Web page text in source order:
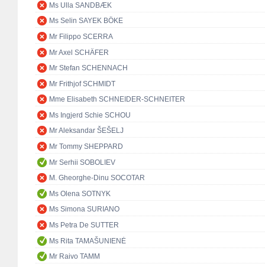
Ms Ulla SANDBÆK
Ms Selin SAYEK BÖKE
Mr Filippo SCERRA
Mr Axel SCHÄFER
Mr Stefan SCHENNACH
Mr Frithjof SCHMIDT
Mme Elisabeth SCHNEIDER-SCHNEITER
Ms Ingjerd Schie SCHOU
Mr Aleksandar ŠEŠELJ
Mr Tommy SHEPPARD
Mr Serhii SOBOLIEV
M. Gheorghe-Dinu SOCOTAR
Ms Olena SOTNYK
Ms Simona SURIANO
Ms Petra De SUTTER
Ms Rita TAMAŠUNIENĖ
Mr Raivo TAMM